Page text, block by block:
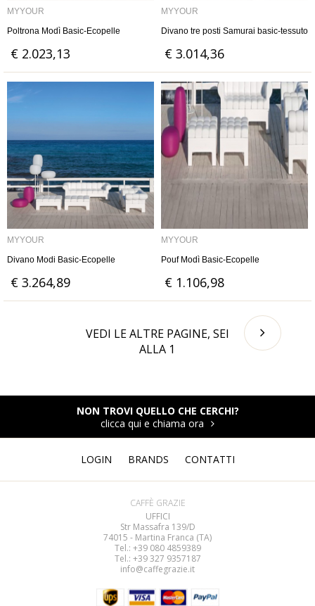
MYYOUR
Poltrona Modì Basic-Ecopelle
€ 2.023,13
MYYOUR
Divano tre posti Samurai basic-tessuto
€ 3.014,36
MYYOUR
Divano Modi Basic-Ecopelle
€ 3.264,89
MYYOUR
Pouf Modì Basic-Ecopelle
€ 1.106,98
VEDI LE ALTRE PAGINE, SEI
ALLA 1
NON TROVI QUELLO CHE CERCHI?
clicca qui e chiama ora
LOGIN BRANDS CONTATTI
CAFFÈ GRAZIE
UFFICI
Str Massafra 139/D
74015 - Martina Franca (TA)
Tel.: +39 0804859389
Tel.: +39 327 9357187
info@caffegrazie.it